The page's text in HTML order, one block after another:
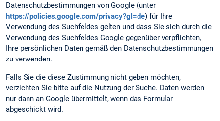
Datenschutzbestimmungen von Google (unter
https://policies.google.com/privacy?gl=de) für Ihre
Verwendung des Suchfeldes gelten und dass Sie sich durch die
Verwendung des Suchfeldes Google gegenüber verpflichten,
Ihre persönlichen Daten gemäß den Datenschutzbestimmungen
zu verwenden.
Falls Sie die diese Zustimmung nicht geben möchten,
verzichten Sie bitte auf die Nutzung der Suche. Daten werden
nur dann an Google übermittelt, wenn das Formular
abgeschickt wird.